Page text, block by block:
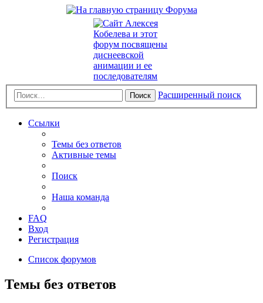
Поиск Расширенный поиск
Ссылки
Темы без ответов
Активные темы
Поиск
Наша команда
FAQ
Вход
Регистрация
Список форумов
Темы без ответов